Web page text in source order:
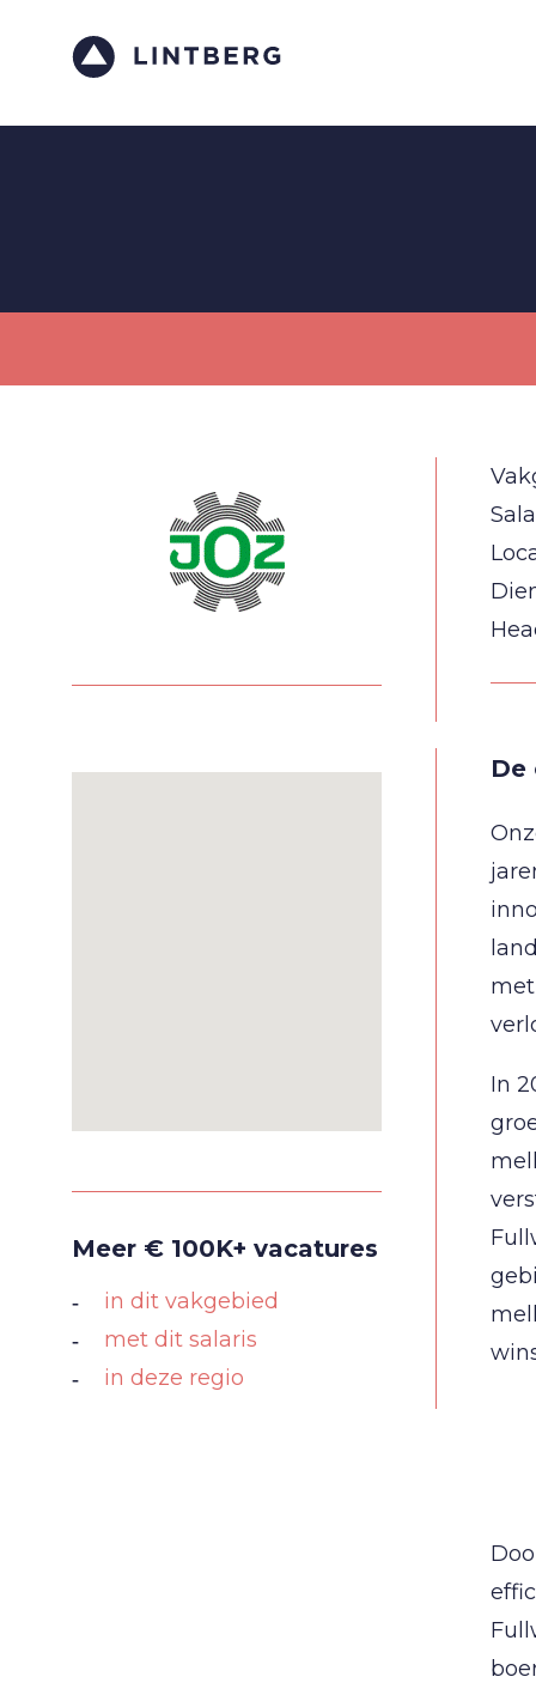
Meer € 100K+ vacatures
in dit vakgebied
met dit salaris
in deze regio
De
In